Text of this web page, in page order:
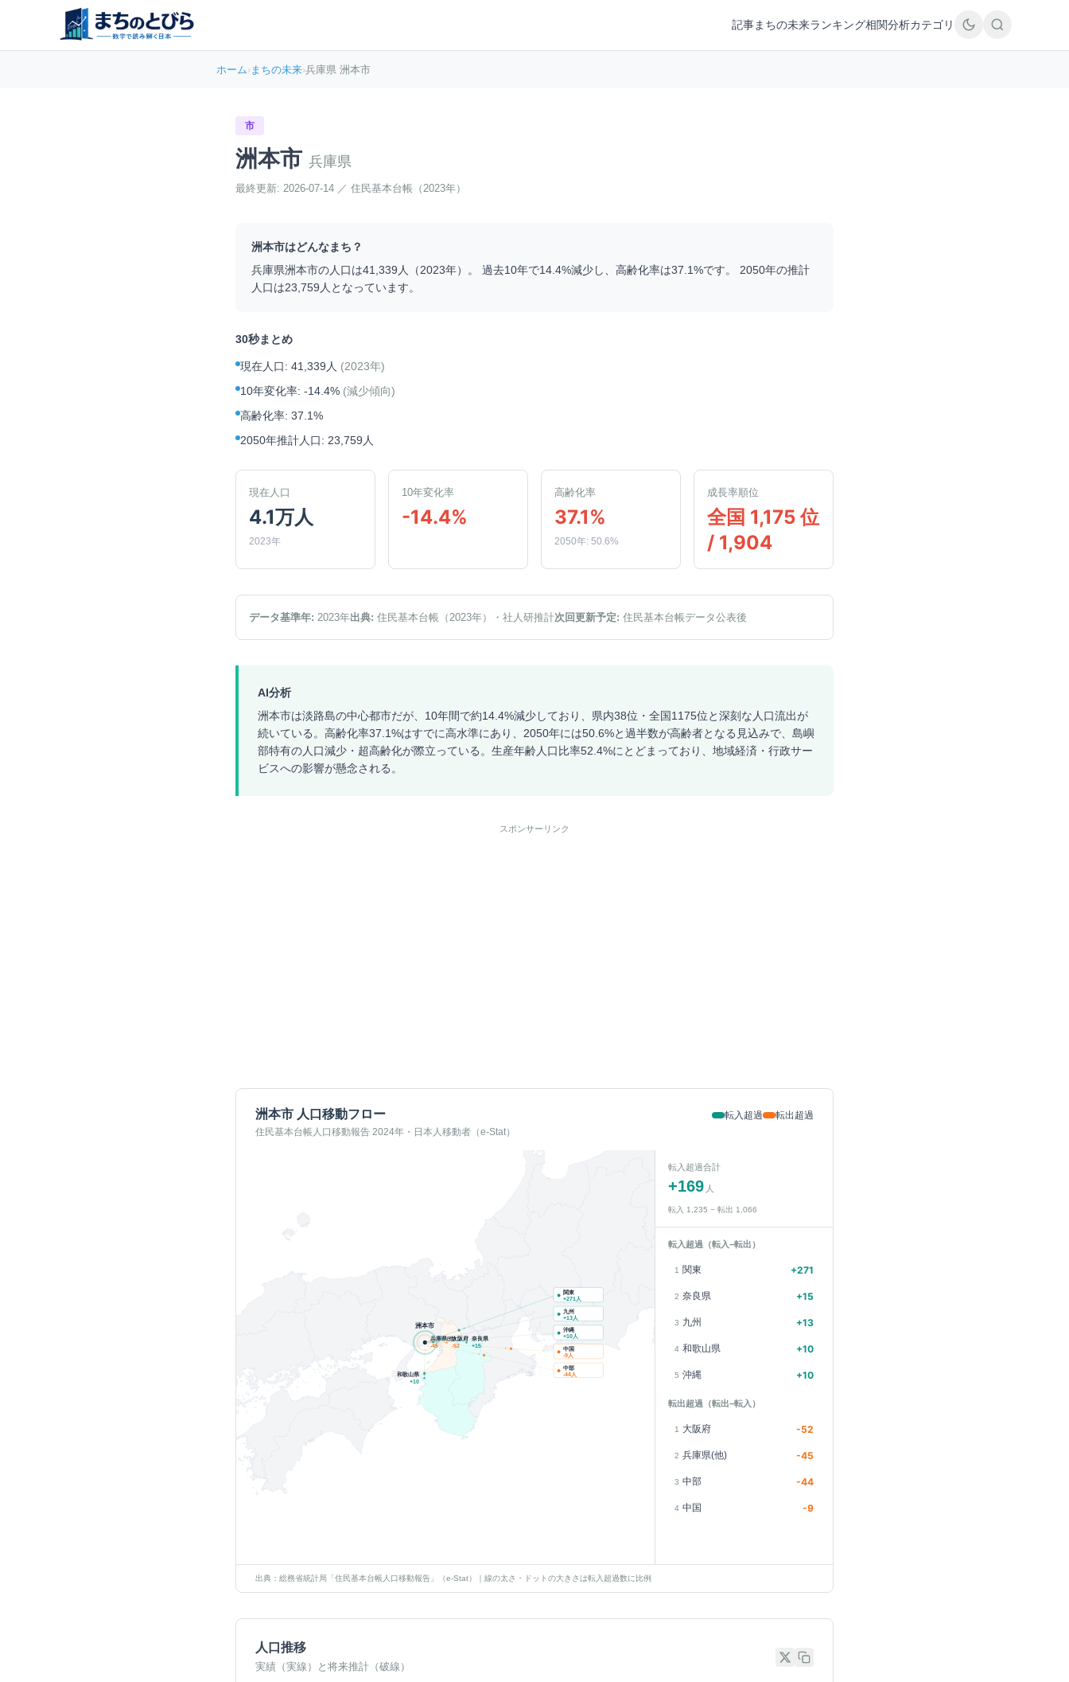
記事まちの未来ランキング相関分析カテゴリ
ホーム›まちの未来›兵庫県 洲本市
市
洲本市 兵庫県
最終更新: 2026-07-14 ／ 住民基本台帳（2023年）
洲本市はどんなまち？
兵庫県洲本市の人口は41,339 人（2023年）。 過去10年で14.4%減少し、高齢化率は37.1%です。 2050年の推計
人口は23,759 人となっています。
30秒まとめ
現在人口: 41,339人 (2023年)
10年変化率: -14.4% (減少傾向)
高齢化率: 37.1%
2050年推計人口: 23,759人
現在人口
4.1万人
2023年
10年変化率
-14.4%
高齢化率
37.1%
2050年: 50.6%
成長率順位
全国 1,175 位
/ 1,904
データ基準年: 2023年出典: 住民基本台帳（2023年） ・社人研推計次回更新予定: 住民基本台帳データ公表後
AI分析
洲本市は淡路島の中心都市だが、10年間で約14.4%減少しており、県内38位・全国1175位と深刻な人口流出が
続いている。高齢化率37.1%はすでに高水準にあり、2050年には50.6%と過半数が高齢者となる見込みで、島嶼
部特有の人口減少・超高齢化が際立っている。生産年齢人口比率52.4%にとどまっており、地域経済・行政サー
ビスへの影響が懸念される。
スポンサーリンク
洲本市 人口移動フロー
住民基本台帳人口移動報告 2024年・日本人移動者（e-Stat）
転入超過 転出超過
奈良県
+15
和歌山県
+10
兵庫県(他)
-45
大阪府
-52
洲本市
関東
+271人
九州
+13人
沖縄
+10人
中国
-9人
中部
-44人
転入超過合計
+169 人
転入 1,235 − 転出 1,066
転入超過（転入−転出）
1 関東 +271
2 奈良県 +15
3 九州 +13
4 和歌山県 +10
5 沖縄 +10
転出超過（転出−転入）
1 大阪府 -52
2 兵庫県(他) -45
3 中部 -44
4 中国 -9
出典：総務省統計局「住民基本台帳人口移動報告」（e-Stat）｜線の太さ・ドットの大きさは転入超過数に比例
人口推移
実績（実線）と将来推計（破線）